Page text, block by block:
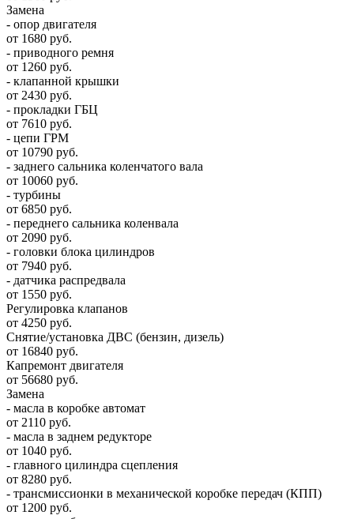
Замена
- опор двигателя
от 1680 руб.
- приводного ремня
от 1260 руб.
- клапанной крышки
от 2430 руб.
- прокладки ГБЦ
от 7610 руб.
- цепи ГРМ
от 10790 руб.
- заднего сальника коленчатого вала
от 10060 руб.
- турбины
от 6850 руб.
- переднего сальника коленвала
от 2090 руб.
- головки блока цилиндров
от 7940 руб.
- датчика распредвала
от 1550 руб.
Регулировка клапанов
от 4250 руб.
Снятие/установка ДВС (бензин, дизель)
от 16840 руб.
Капремонт двигателя
от 56680 руб.
Замена
- масла в коробке автомат
от 2110 руб.
- масла в заднем редукторе
от 1040 руб.
- главного цилиндра сцепления
от 8280 руб.
- трансмиссионки в механической коробке передач (КПП)
от 1200 руб.